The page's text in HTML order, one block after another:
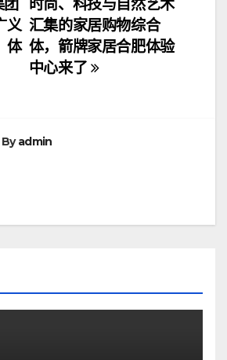
时尚、科技与自然艺术
汇集的家居购物综合
体，箭牌家居合肥体验
中心来了
义
体
Byadmin